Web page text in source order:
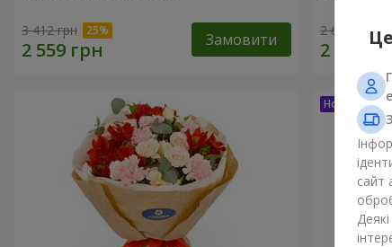
3 412 грн Замовити 2 624 грн
сайт